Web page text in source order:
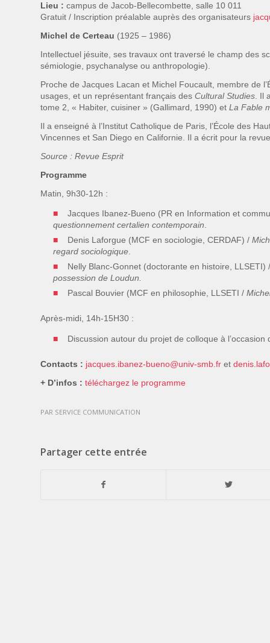
Lieu : campus de Jacob-Bellecombette, salle 10 011
Gratuit / Inscription préalable auprès des organisateurs
Michel de Certeau (1925 – 1986)
Intellectuel jésuite, ses travaux ont traversé le champ des
sémiologie, psychanalyse ou anthropologie).
Proche de Jacques Lacan et Michel Foucault, membre de
usages, et un représentant français des Cultural Studies . Il
tome 2, « Habiter, cuisiner » (Gallimard, 1990) et La Fable
Il a enseigné à l’Institut Catholique de Paris, l’École des
Vincennes et San Diego en Californie. Il a écrit pour la
Source : Revue Esprit
Programme
Matin, 9h30-12h :
Jacques Ibanez-Bueno (PR en Information et
questionnement certalien contemporain.
Denis Laforgue (MCF en sociologie, CERDAF) /
regard sociologique.
Nelly Blanc-Gonnet (doctorante en histoire, LLSETI)
possession de Loudun.
Pascal Bouvier (MCF en philosophie, LLSETI /
Après-midi, 14h-15H30 :
Discussion autour du projet de colloque à
Contacts : jacques.ibanez-bueno@univ-smb.fr et
+ D’infos : téléchargez le programme
PAR SERVICE COMMUNICATION
Partager cette entrée